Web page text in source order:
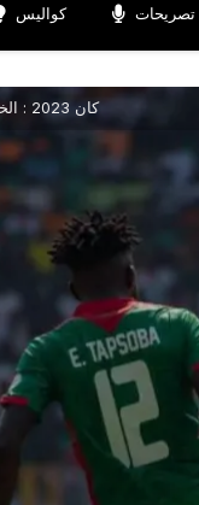
كواليس تصريحات
كان 2023 : الخضر يخطفون التعادل في آخر ثواني المباراة